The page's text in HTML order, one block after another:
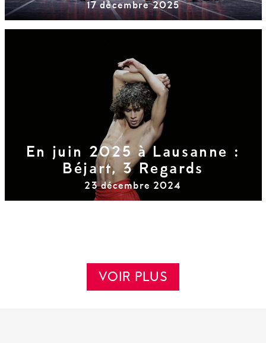
17 décembre 2025
En juin 2025 à Lausanne :
Béjart, 3 Regards
23 décembre 2024
VOIR PLUS